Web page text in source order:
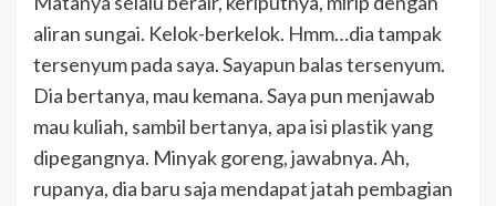
aliran sungai. Kelok-berkelok. Hmm…dia tampak
tersenyum pada saya. Sayapun balas tersenyum.
Dia bertanya, mau kemana. Saya pun menjawab
mau kuliah, sambil bertanya, apa isi plastik yang
dipegangnya. Minyak goreng, jawabnya. Ah,
rupanya, dia baru saja mendapat jatah pembagian